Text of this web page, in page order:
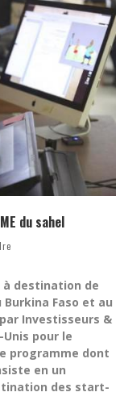
New to online sports betting? Consider These Tips to Play Your First Online Sports Betting Successfully
du sahel
à destination de
Faso et au
Investisseurs &
pour le
programme dont
en un
des start-